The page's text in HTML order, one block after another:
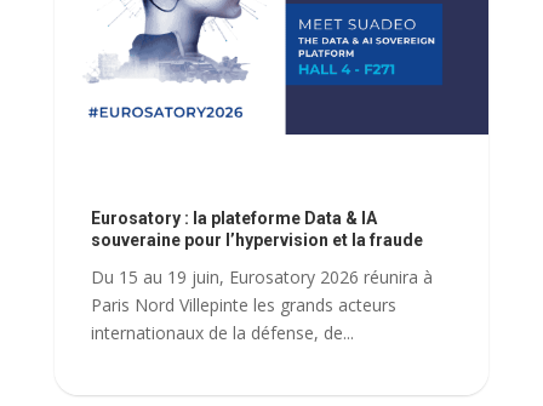
Eurosatory : la plateforme Data & IA
souveraine pour l’hypervision et la fraude
Du 15 au 19 juin, Eurosatory 2026 réunira à
Paris Nord Villepinte les grands acteurs
internationaux de la défense, de...